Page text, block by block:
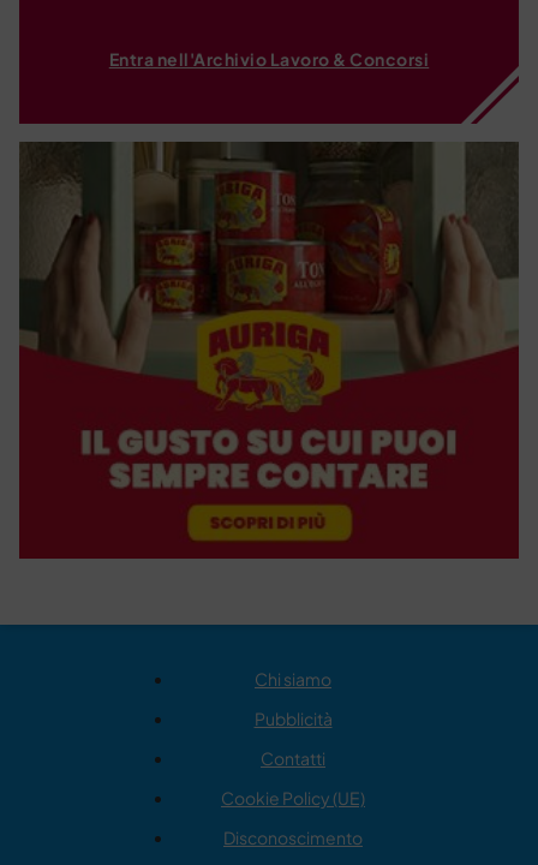
Entra nell'Archivio Lavoro & Concorsi
Chi siamo
Pubblicità
Contatti
Cookie Policy (UE)
Disconoscimento